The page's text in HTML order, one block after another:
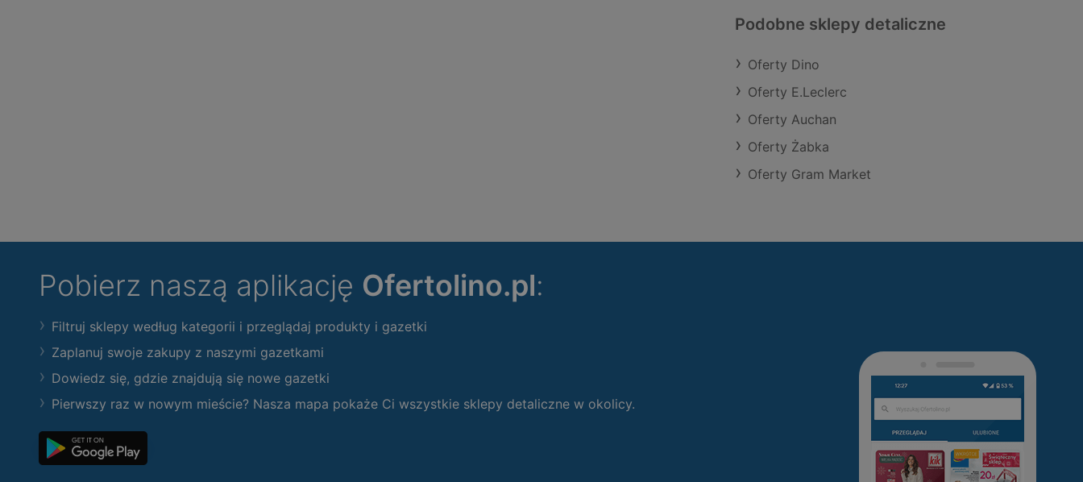
Podobne sklepy detaliczne
Oferty Dino
Oferty E.Leclerc
Oferty Auchan
Oferty Żabka
Oferty Gram Market
Pobierz naszą aplikację Ofertolino.pl:
Filtruj sklepy według kategorii i przeglądaj produkty i gazetki
Zaplanuj swoje zakupy z naszymi gazetkami
Dowiedz się, gdzie znajdują się nowe gazetki
Pierwszy raz w nowym mieście? Nasza mapa pokaże Ci wszystkie sklepy detaliczne w okolicy.